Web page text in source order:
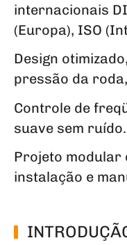
internacionais
(Europa), ISO
Design
pressão da
Controle de
suave sem ruído.
Projeto modular
instalação e